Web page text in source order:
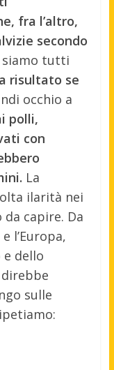
fra l’altro,
secondo
siamo tutti
risultato se
occhio a
polli,
con
La
ilarità nei
capire. Da
l’Europa,
dello
sulle